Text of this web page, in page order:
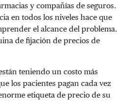
y compañías de seguros.
en todos los niveles hace que
el alcance del problema.
de fijación de precios de
teniendo un costo más
los pacientes pagan cada vez
etiqueta de precio de su